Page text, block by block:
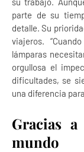
parte de su
detalle. Su
viajeros.
lámparas
orgullosa el
dificultades, se
una diferencia
Gracias
mundo